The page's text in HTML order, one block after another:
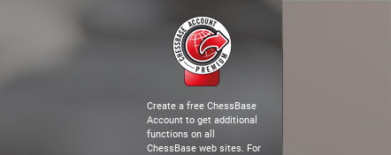
Create a free ChessBase
Account to get additional
functions on all
ChessBase web sites. For